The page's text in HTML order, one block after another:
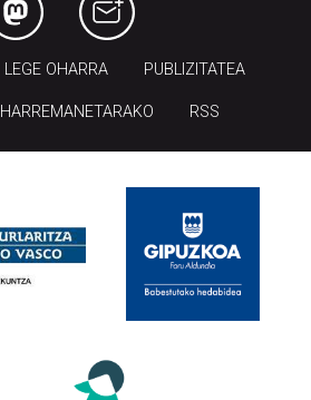
LEGE OHARRA PUBLIZITATEA
HARREMANETARAKO RSS